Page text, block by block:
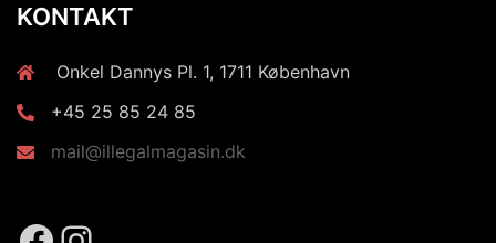
KONTAKT
Onkel Dannys Pl. 1, 1711 København
+45 25 85 24 85
mail@illegalmagasin.dk